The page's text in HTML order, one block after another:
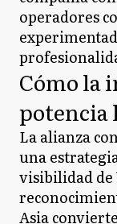
operadores
Cómo la
potencia
La alianza
una
visibilidad de
Asia